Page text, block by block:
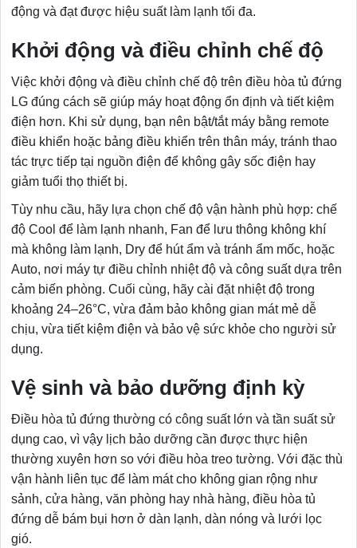
động và đạt được hiệu suất làm lạnh tối đa.
Khởi động và điều chỉnh chế độ
Việc khởi động và điều chỉnh chế độ trên điều hòa tủ đứng
LG đúng cách sẽ giúp máy hoạt động ổn định và tiết kiệm
điện hơn. Khi sử dụng, bạn nên bật/tắt máy bằng remote
điều khiển hoặc bảng điều khiển trên thân máy, tránh thao
tác trực tiếp tại nguồn điện để không gây sốc điện hay
giảm tuổi thọ thiết bị.
Tùy nhu cầu, hãy lựa chọn chế độ vận hành phù hợp: chế
độ Cool để làm lạnh nhanh, Fan để lưu thông không khí
mà không làm lạnh, Dry để hút ẩm và tránh ẩm mốc, hoặc
Auto, nơi máy tự điều chỉnh nhiệt độ và công suất dựa trên
cảm biến phòng. Cuối cùng, hãy cài đặt nhiệt độ trong
khoảng 24–26°C, vừa đảm bảo không gian mát mẻ dễ
chịu, vừa tiết kiệm điện và bảo vệ sức khỏe cho người sử
dụng.
Vệ sinh và bảo dưỡng định kỳ
Điều hòa tủ đứng thường có công suất lớn và tần suất sử
dụng cao, vì vậy lịch bảo dưỡng cần được thực hiện
thường xuyên hơn so với điều hòa treo tường. Với đặc thù
vận hành liên tục để làm mát cho không gian rộng như
sảnh, cửa hàng, văn phòng hay nhà hàng, điều hòa tủ
đứng dễ bám bụi hơn ở dàn lạnh, dàn nóng và lưới lọc
gió.